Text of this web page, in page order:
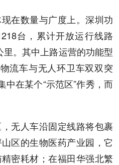
在数量与广度上。深圳功
台，累计开放运行线路
。其中上路运营的功能型
流车与无人环卫车双双突
在某个“示范区”作秀，而
无人车沿固定线路将包裹
区的生物医药产业园，它
密耗材；在福田华强北繁